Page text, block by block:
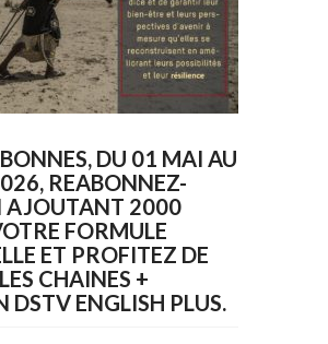
DU 01 MAI AU
REABONNEZ-
AJOUTANT 2000
FORMULE
ET PROFITEZ DE
CHAINES +
DSTV ENGLISH PLUS.